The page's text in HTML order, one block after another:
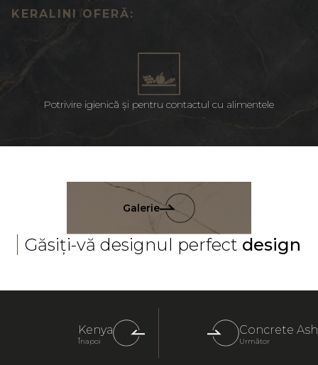
KERALINI OFERĂ:
Potrivire igienică și pentru contactul cu alimentele
Galerie
Găsiți-vă designul perfect design
Kenya
Înapoi
Concrete Ash
Următor